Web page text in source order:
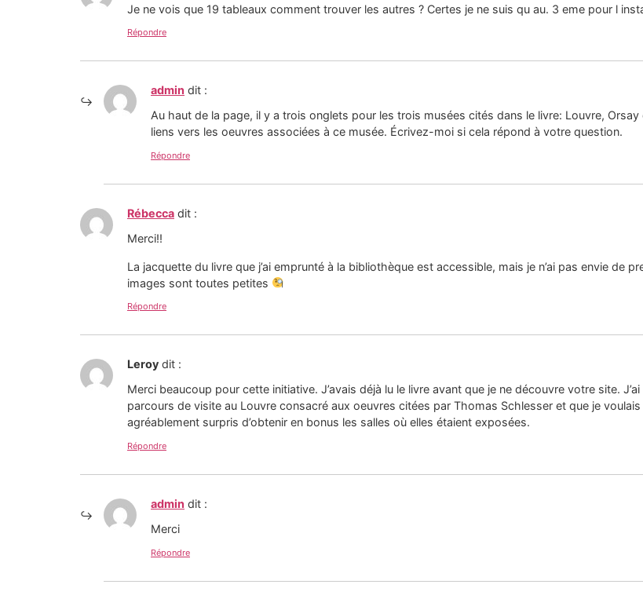
Je ne vois que 19 tableaux comment trouver les autres ? Certes je ne suis qu au. 3 eme pour l
Répondre
admin dit :
Au haut de la page, il y a trois onglets pour les trois musées cités dans le livre: Louvre,
liens vers les oeuvres associées à ce musée. Écrivez-moi si cela répond à votre question.
Répondre
Rébecca dit :
Merci!!
La jacquette du livre que j’ai emprunté à la bibliothèque est accessible, mais je n’ai pas envie de
images sont toutes petites
Répondre
Leroy dit :
Merci beaucoup pour cette initiative. J’avais déjà lu le livre avant que je ne découvre votre site.
parcours de visite au Louvre consacré aux oeuvres citées par Thomas Schlesser et que je voulais
agréablement surpris d’obtenir en bonus les salles où elles étaient exposées.
Répondre
admin dit :
Merci
Répondre